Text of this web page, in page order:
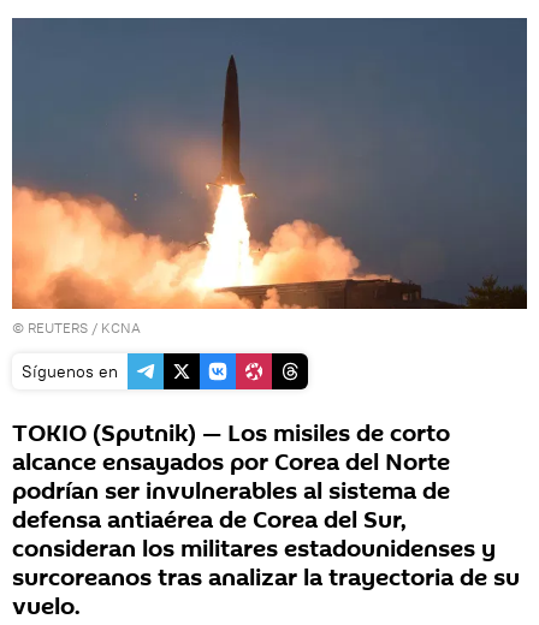
© REUTERS / KCNA
Síguenos en
TOKIO (Sputnik) — Los misiles de corto
alcance ensayados por Corea del Norte
podrían ser invulnerables al sistema de
defensa antiaérea de Corea del Sur,
consideran los militares estadounidenses y
surcoreanos tras analizar la trayectoria de su
vuelo.